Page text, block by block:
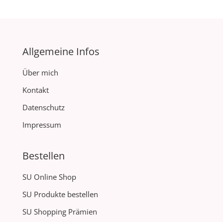
Allgemeine Infos
Über mich
Kontakt
Datenschutz
Impressum
Bestellen
SU Online Shop
SU Produkte bestellen
SU Shopping Prämien